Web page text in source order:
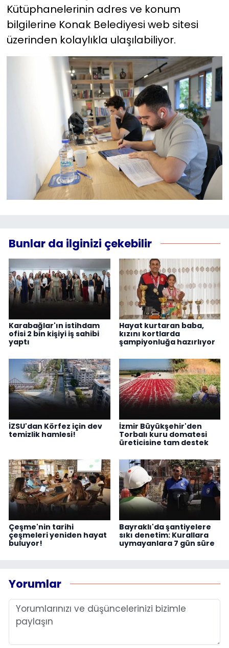
Kütüphanelerinin adres ve konum
bilgilerine Konak Belediyesi web sitesi
üzerinden kolaylıkla ulaşılabiliyor.
Bunlar da ilginizi çekebilir
Karabağlar'ın istihdam
ofisi 2 bin kişiyi iş sahibi
yaptı
Hayat kurtaran baba,
kızını kortlarda
şampiyonluğa hazırlıyor
İZSU'dan Körfez için dev
temizlik hamlesi!
İzmir Büyükşehir'den
Torbalı kuru domatesi
üreticisine tam destek
Çeşme'nin tarihi
çeşmeleri yeniden hayat
buluyor!
Bayraklı'da şantiyelere
sıkı denetim: Kurallara
uymayanlara 7 gün süre
Yorumlar